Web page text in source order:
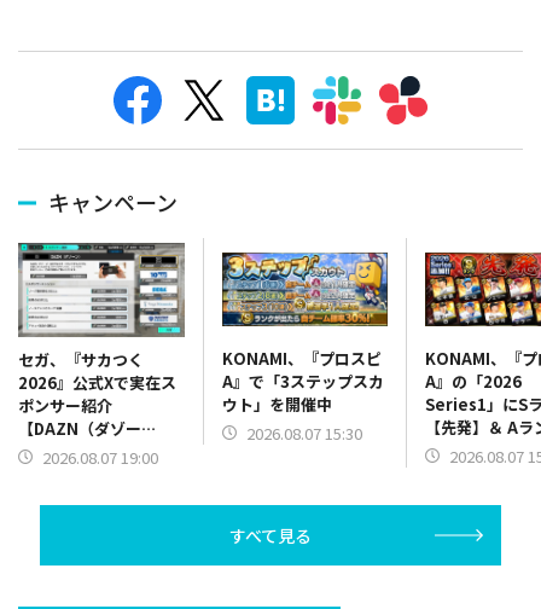
キャンペーン
セガ、『サカつく
2026』公式Xで実在ス
ポンサー紹介
【DAZN（ダゾー
ン）】篇をポスト
2026.08.07 19:00
KONAMI、『プロスピ
A』で「3ステップスカ
ウト」を開催中
2026.08.07 15:30
KONAMI、『
A』の「2026
Series1」にS
【先発】＆ Aラ
【野手】新登
塁手)、持丸泰
捕手)など
2026.08.07
すべて見る